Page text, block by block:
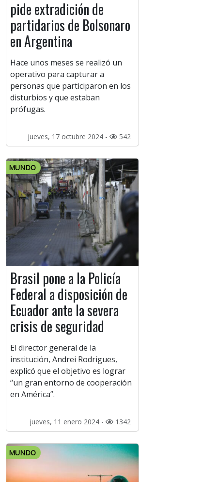
pide extradición de
partidarios de Bolsonaro
en Argentina
Hace unos meses se realizó un
operativo para capturar a
personas que participaron en los
disturbios y que estaban
prófugas.
jueves, 17 octubre 2024 - 542
MUNDO
Brasil pone a la Policía
Federal a disposición de
Ecuador ante la severa
crisis de seguridad
El director general de la
institución, Andrei Rodrigues,
explicó que el objetivo es lograr
“un gran entorno de cooperación
en América”.
jueves, 11 enero 2024 - 1342
MUNDO